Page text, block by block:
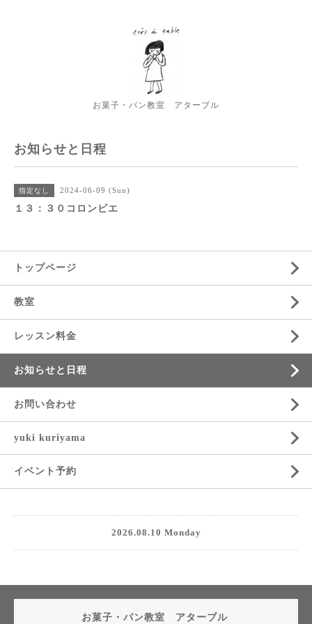
お菓子・パン教室 アターブル
お知らせと日程
指定なし 2024-06-09 (Sun)
１３：３０コロンビエ
トップページ
教室
レッスン料金
お知らせと日程
お問い合わせ
yuki kuriyama
イベント予約
2026.08.10 Monday
お菓子・パン教室 アターブル